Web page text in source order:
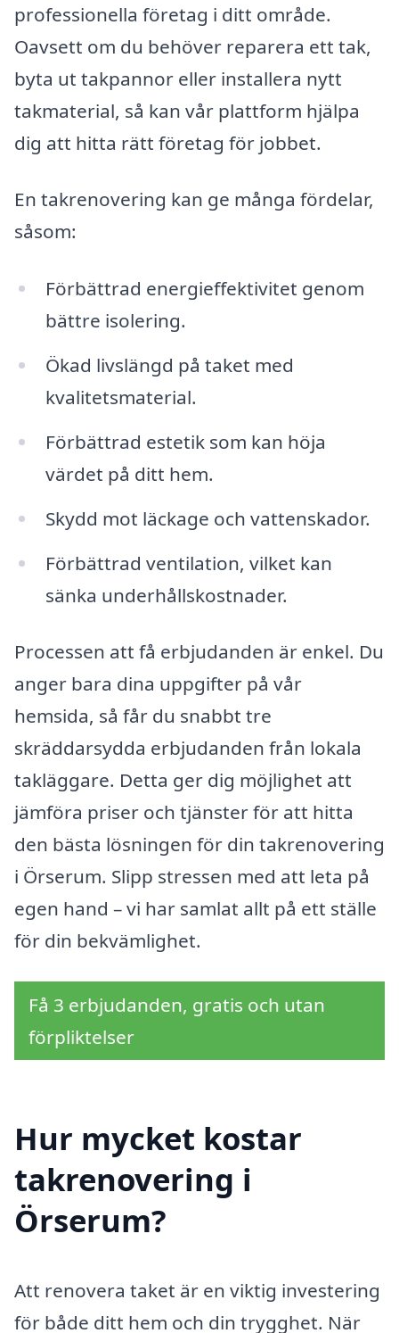
professionella företag i ditt område.
Oavsett om du behöver reparera ett tak,
byta ut takpannor eller installera nytt
takmaterial, så kan vår plattform hjälpa
dig att hitta rätt företag för jobbet.
En takrenovering kan ge många fördelar,
såsom:
Förbättrad energieffektivitet genom
bättre isolering.
Ökad livslängd på taket med
kvalitetsmaterial.
Förbättrad estetik som kan höja
värdet på ditt hem.
Skydd mot läckage och vattenskador.
Förbättrad ventilation, vilket kan
sänka underhållskostnader.
Processen att få erbjudanden är enkel. Du
anger bara dina uppgifter på vår
hemsida, så får du snabbt tre
skräddarsydda erbjudanden från lokala
takläggare. Detta ger dig möjlighet att
jämföra priser och tjänster för att hitta
den bästa lösningen för din takrenovering
i Örserum. Slipp stressen med att leta på
egen hand – vi har samlat allt på ett ställe
för din bekvämlighet.
Få 3 erbjudanden, gratis och utan
förpliktelser
Hur mycket kostar
takrenovering i
Örserum?
Att renovera taket är en viktig investering
för både ditt hem och din trygghet. När